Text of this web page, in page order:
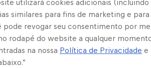
10/06 (quarta-feira)
utilizará cookies adicionais
similares para fins de marketing e
pode revogar seu consentimento por
rodapé do website a qualquer
na nossa Política de Privacidade e